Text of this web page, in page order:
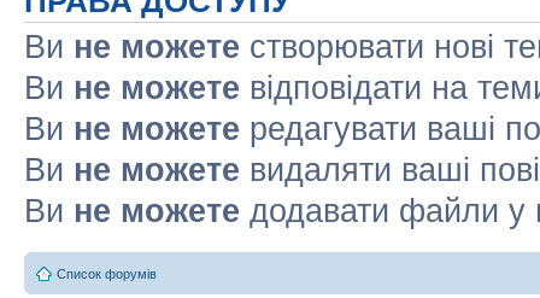
Ви не можете створювати нові
Ви не можете відповідати на
Ви не можете редагувати ваші
Ви не можете видаляти ваші
Ви не можете додавати файли у
Список форумів